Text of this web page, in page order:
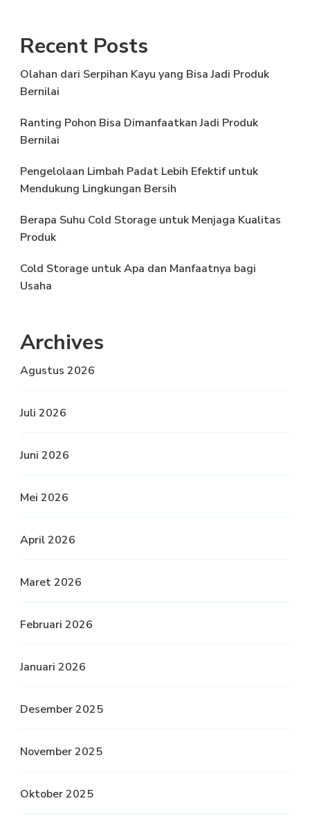
Recent Posts
Olahan dari Serpihan Kayu yang Bisa Jadi Produk
Bernilai
Ranting Pohon Bisa Dimanfaatkan Jadi Produk
Bernilai
Pengelolaan Limbah Padat Lebih Efektif untuk
Mendukung Lingkungan Bersih
Berapa Suhu Cold Storage untuk Menjaga Kualitas
Produk
Cold Storage untuk Apa dan Manfaatnya bagi
Usaha
Archives
Agustus 2026
Juli 2026
Juni 2026
Mei 2026
April 2026
Maret 2026
Februari 2026
Januari 2026
Desember 2025
November 2025
Oktober 2025